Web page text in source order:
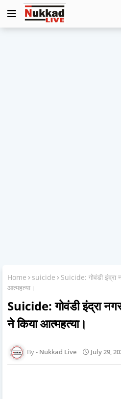
Home suicide
Suicide: गोवंडी इंद्रा
आत्महत्या।
Suicide: गोवंडी इंद्रा
ने किया आत्महत्या।
Nukkad Live July 29,